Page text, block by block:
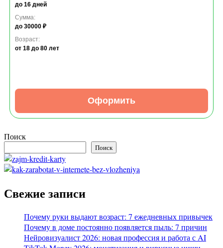
до 16 дней
Сумма:
до 30000 ₽
Возраст:
от 18 до 80 лет
Оформить
Поиск
Поиск
Свежие записи
Почему руки выдают возраст: 7 ежедневных привычек
Почему в доме постоянно появляется пыль: 7 причин
Нейровизуалист 2026: новая профессия и работа с AI